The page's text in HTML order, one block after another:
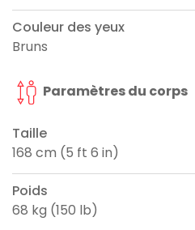
Couleur des yeux
Bruns
Paramètres du corps
Taille
168 cm (5 ft 6 in)
Poids
68 kg (150 lb)